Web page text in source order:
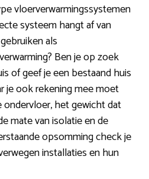
vloerverwarmingssystemen
systeem hangt af van
als
Ben je op zoek
of geef je een bestaand huis
je ook rekening mee moet
het gewicht dat
mate van isolatie en de
opsomming check je
installaties en hun